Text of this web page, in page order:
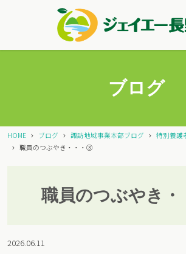
メ
ブログ
HOME ブログ 諏訪地域事業本部ブログ
特別養護
職員のつぶやき・・・③
職員のつぶやき
2026.06.11